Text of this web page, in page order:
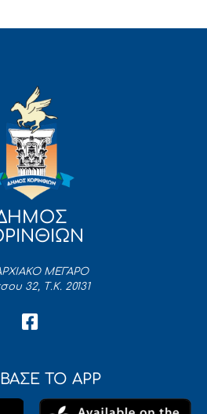
ΜΕΓΑΡΟ
32, Τ.Κ. 20131
ΤΟ APP